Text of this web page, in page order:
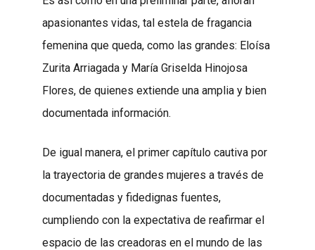
apasionantes vidas, tal estela de fragancia
femenina que queda, como las grandes: Eloísa
Zurita Arriagada y María Griselda Hinojosa
Flores, de quienes extiende una amplia y bien
documentada información.
De igual manera, el primer capítulo cautiva por
la trayectoria de grandes mujeres a través de
documentadas y fidedignas fuentes,
cumpliendo con la expectativa de reafirmar el
espacio de las creadoras en el mundo de las